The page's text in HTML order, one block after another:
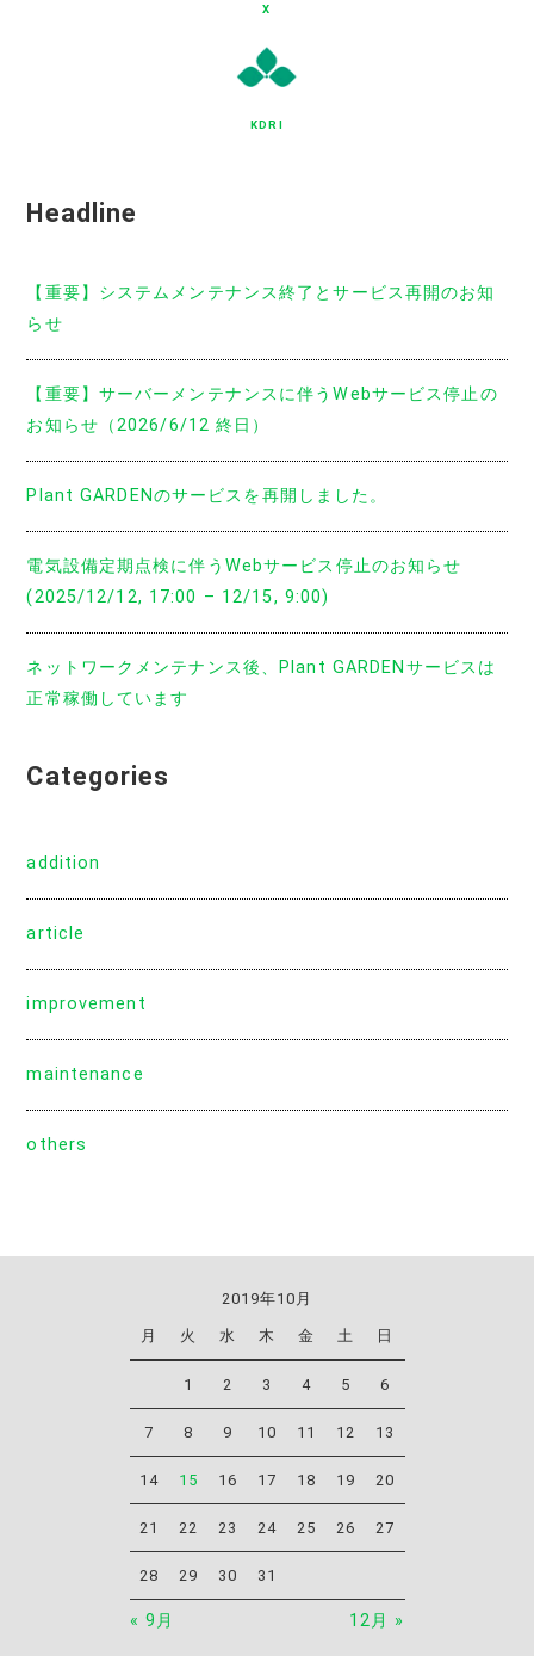
X
KDRI
Headline
【重要】システムメンテナンス終了とサービス再開のお知
らせ
【重要】サーバーメンテナンスに伴うWebサービス停止の
お知らせ（2026/6/12 終日）
Plant GARDENのサービスを再開しました。
電気設備定期点検に伴うWebサービス停止のお知らせ
(2025/12/12, 17:00 – 12/15, 9:00)
ネットワークメンテナンス後、Plant GARDENサービスは
正常稼働しています
Categories
addition
article
improvement
maintenance
others
2019年10月
月 火 水 木 金 土 日
1 2 3 4 5 6
7 8 9 10 11 12 13
14 15 16 17 18 19 20
21 22 23 24 25 26 27
28 29 30 31
« 9月 12月 »